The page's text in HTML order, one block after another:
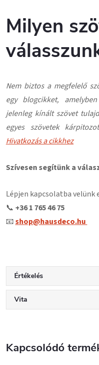
Milyen
Nem biztos a megfelelő
egy blogcikket,
jelenleg kínált szövet
egyes szövetek
Hivatkozás a cikkhez
Szívesen segítünk a
Lépjen kapcsolatba
📞 +36 1 765 46 75
📧shop@hausdeco.hu
Értékelés
Vita
Kapcsolódó